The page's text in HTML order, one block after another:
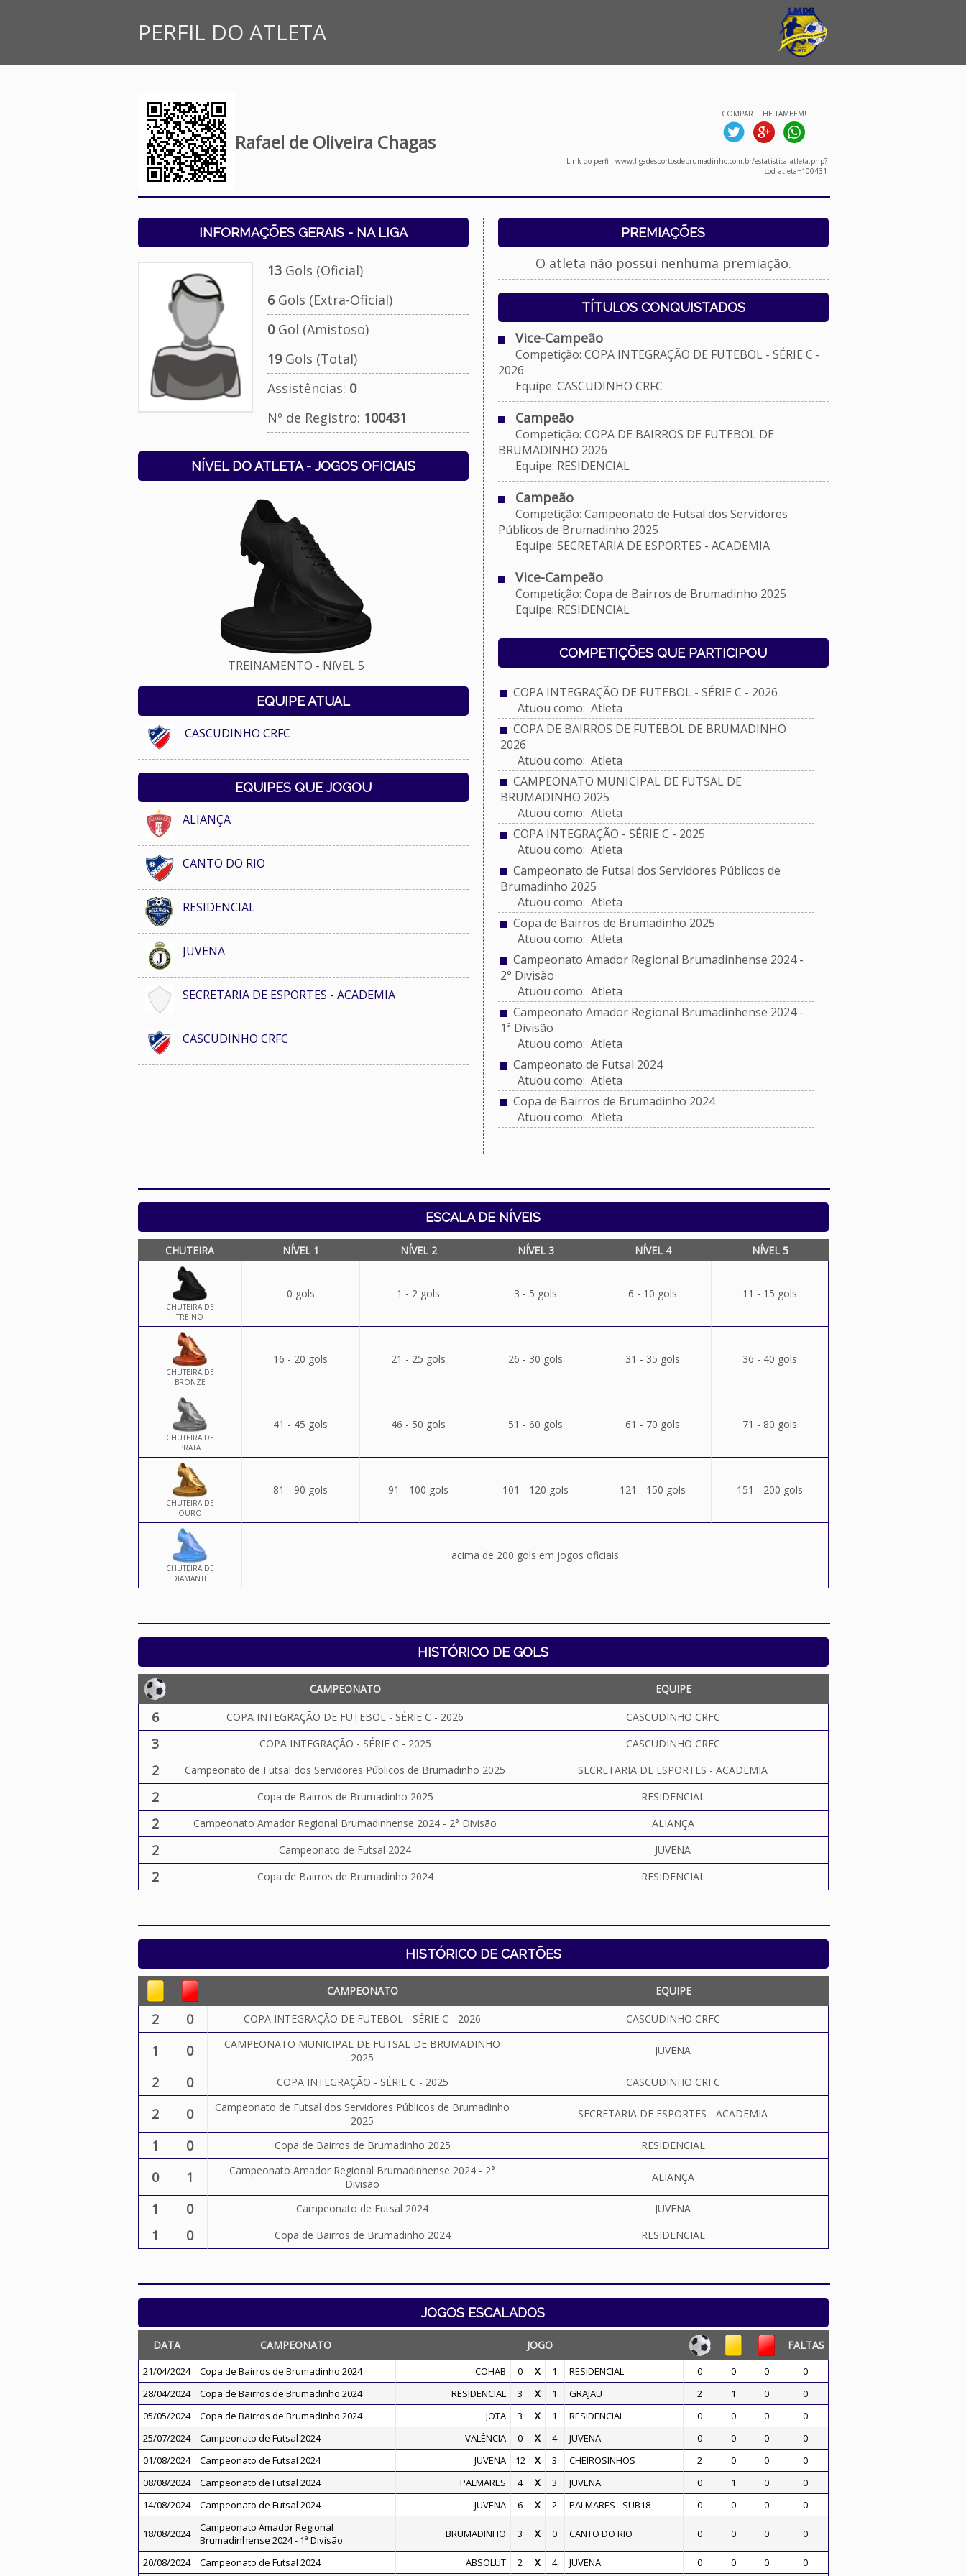
PERFIL DO ATLETA
Rafael de Oliveira Chagas
COMPARTILHE TAMBÉM!
Link do perfil: www.ligadesportosdebrumadinho.com.br/estatistica_atleta.php?
cod_atleta=100431
INFORMAÇÕES GERAIS - NA LIGA
13Gols (Oficial)
6Gols (Extra-Oficial)
0Gol (Amistoso)
19Gols (Total)
Assistências: 0
Nº de Registro: 100431
NÍVEL DO ATLETA - JOGOS OFICIAIS
TREINAMENTO - NíVEL 5
EQUIPE ATUAL
CASCUDINHO CRFC
EQUIPES QUE JOGOU
ALIANÇA
CANTO DO RIO
RESIDENCIAL
JUVENA
SECRETARIA DE ESPORTES - ACADEMIA
CASCUDINHO CRFC
PREMIAÇÕES
O atleta não possui nenhuma premiação.
TÍTULOS CONQUISTADOS
Vice-Campeão
Competição: COPA INTEGRAÇÃO DE FUTEBOL - SÉRIE C -
2026
Equipe: CASCUDINHO CRFC
Campeão
Competição: COPA DE BAIRROS DE FUTEBOL DE
BRUMADINHO 2026
Equipe: RESIDENCIAL
Campeão
Competição: Campeonato de Futsal dos Servidores
Públicos de Brumadinho 2025
Equipe: SECRETARIA DE ESPORTES - ACADEMIA
Vice-Campeão
Competição: Copa de Bairros de Brumadinho 2025
Equipe: RESIDENCIAL
COMPETIÇÕES QUE PARTICIPOU
COPA INTEGRAÇÃO DE FUTEBOL - SÉRIE C - 2026
Atuou como: Atleta
COPA DE BAIRROS DE FUTEBOL DE BRUMADINHO
2026
Atuou como: Atleta
CAMPEONATO MUNICIPAL DE FUTSAL DE
BRUMADINHO 2025
Atuou como: Atleta
COPA INTEGRAÇÃO - SÉRIE C - 2025
Atuou como: Atleta
Campeonato de Futsal dos Servidores Públicos de
Brumadinho 2025
Atuou como: Atleta
Copa de Bairros de Brumadinho 2025
Atuou como: Atleta
Campeonato Amador Regional Brumadinhense 2024 -
2° Divisão
Atuou como: Atleta
Campeonato Amador Regional Brumadinhense 2024 -
1ª Divisão
Atuou como: Atleta
Campeonato de Futsal 2024
Atuou como: Atleta
Copa de Bairros de Brumadinho 2024
Atuou como: Atleta
ESCALA DE NÍVEIS
CHUTEIRA NÍVEL 1 NÍVEL 2 NÍVEL 3 NÍVEL 4 NÍVEL 5
CHUTEIRA DE
TREINO
0 gols 1 - 2 gols 3 - 5 gols 6 - 10 gols 11 - 15 gols
CHUTEIRA DE
BRONZE
16 - 20 gols 21 - 25 gols 26 - 30 gols 31 - 35 gols 36 - 40 gols
CHUTEIRA DE
PRATA
41 - 45 gols 46 - 50 gols 51 - 60 gols 61 - 70 gols 71 - 80 gols
CHUTEIRA DE
OURO
81 - 90 gols 91 - 100 gols 101 - 120 gols 121 - 150 gols 151 - 200 gols
CHUTEIRA DE
DIAMANTE
acima de 200 gols em jogos oficiais
HISTÓRICO DE GOLS
CAMPEONATO EQUIPE
6 COPA INTEGRAÇÃO DE FUTEBOL - SÉRIE C - 2026 CASCUDINHO CRFC
3 COPA INTEGRAÇÃO - SÉRIE C - 2025 CASCUDINHO CRFC
2 Campeonato de Futsal dos Servidores Públicos de Brumadinho 2025 SECRETARIA DE ESPORTES - ACADEMIA
2 Copa de Bairros de Brumadinho 2025 RESIDENCIAL
2 Campeonato Amador Regional Brumadinhense 2024 - 2° Divisão ALIANÇA
2 Campeonato de Futsal 2024 JUVENA
2 Copa de Bairros de Brumadinho 2024 RESIDENCIAL
HISTÓRICO DE CARTÕES
CAMPEONATO EQUIPE
2 0 COPA INTEGRAÇÃO DE FUTEBOL - SÉRIE C - 2026 CASCUDINHO CRFC
1 0
CAMPEONATO MUNICIPAL DE FUTSAL DE BRUMADINHO
2025
JUVENA
2 0 COPA INTEGRAÇÃO - SÉRIE C - 2025 CASCUDINHO CRFC
2 0
Campeonato de Futsal dos Servidores Públicos de Brumadinho
2025
SECRETARIA DE ESPORTES - ACADEMIA
1 0 Copa de Bairros de Brumadinho 2025 RESIDENCIAL
0 1
Campeonato Amador Regional Brumadinhense 2024 - 2°
Divisão
ALIANÇA
1 0 Campeonato de Futsal 2024 JUVENA
1 0 Copa de Bairros de Brumadinho 2024 RESIDENCIAL
JOGOS ESCALADOS
DATA CAMPEONATO JOGO FALTAS
21/04/2024 Copa de Bairros de Brumadinho 2024 COHAB 0 X 1 RESIDENCIAL 0 0 0
0
28/04/2024
Copa de Bairros de Brumadinho 2024 RESIDENCIAL 3 X 1 GRAJAU 2 1 0
0
05/05/2024
Copa de Bairros de Brumadinho 2024 JOTA 3 X 1 RESIDENCIAL 0 0 0
0
25/07/2024
Campeonato de Futsal 2024 VALÊNCIA 0 X 4 JUVENA 0 0 0
0
01/08/2024
Campeonato de Futsal 2024 JUVENA 12 X 3 CHEIROSINHOS 2 0 0
0
08/08/2024
Campeonato de Futsal 2024 PALMARES 4 X 3 JUVENA 0 1 0
0
14/08/2024
Campeonato de Futsal 2024 JUVENA 6 X 2 PALMARES - SUB18 0 0 0 0
18/08/2024
Campeonato Amador Regional
Brumadinhense 2024 - 1ª Divisão
BRUMADINHO 3 X 0 CANTO DO RIO 0 0 0 0
20/08/2024 Campeonato de Futsal 2024 ABSOLUT 2 X 4 JUVENA 0 0 0 0